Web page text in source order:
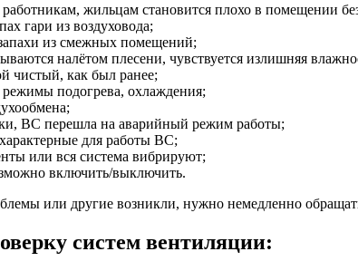
работникам, жильцам становится плохо в помещении
гари из воздуховода;
из смежных помещений;
налётом плесени, чувствуется излишняя
чистый, как был ранее;
режимы подогрева, охлаждения;
ВС перешла на аварийный режим работы;
для работы ВС;
или вся система вибрируют;
включить/выключить.
или другие возникли, нужно немедленно
систем вентиляции: